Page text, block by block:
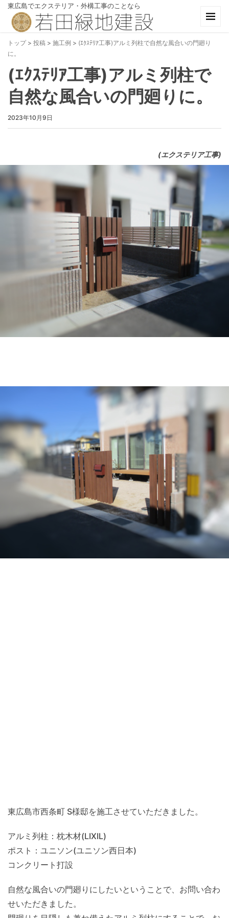
東広島でエクステリア・外構工事のことなら
トップ> 投稿 > 施工例 > (ｴｸｽﾃﾘｱ工事)アルミ列柱で自然な風合いの門廻り
に。
(ｴｸｽﾃﾘｱ工事)アルミ列柱で
自然な風合いの門廻りに。
2023年10月9日
(エクステリア工事)
東広島市西条町 S様邸を施工させていただきました。
アルミ列柱：枕木材(LIXIL)
ポスト：ユニソン(ユニソン西日本)
コンクリート打設
自然な風合いの門廻りにしたいということで、お問い合わ
せいただきました。